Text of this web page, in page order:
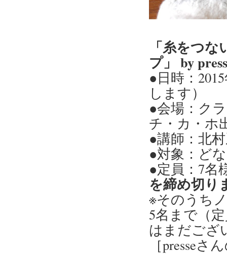
「糸をつ
プ」 by
●日時：
します）
●会場：ク
チ・カ・ホ
●講師：北
●対象：ど
●定員：7名
を締め切り
※そのうち
5名まで（
はまだござ
［presse